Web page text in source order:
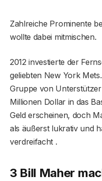
Zahlreiche Prominente
wollte dabei mitmischen.
2012 investierte der
geliebten New York
Gruppe von
Millionen Dollar in das
Geld erscheinen, doch
als äußerst lukrativ und
verdreifacht .
3 Bill Maher